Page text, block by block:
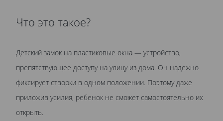
Что это такое?
Детский замок на пластиковые окна — устройство,
препятствующее доступу на улицу из дома. Он надежно
фиксирует створки в одном положении. Поэтому даже
приложив усилия, ребенок не сможет самостоятельно их
открыть.